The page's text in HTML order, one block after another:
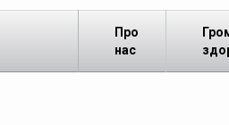
Про
нас